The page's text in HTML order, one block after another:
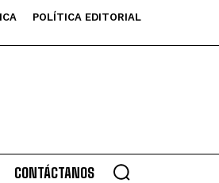
POLÍTICA EDITORIAL
CONTÁCTANOS